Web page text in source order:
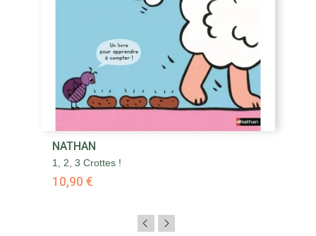
NATHAN
1, 2, 3 Crottes !
10,90 €